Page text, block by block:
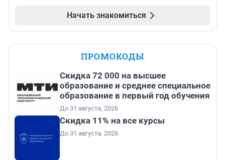
Начать знакомиться
ПРОМОКОДЫ
Скидка 72 000 на высшее
образование и среднее специальное
образование в первый год обучения
До 31 августа, 2026
Скидка 11% на все курсы
До 31 августа, 2026